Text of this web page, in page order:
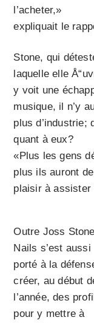
l’acheter,»
expliquait le
Stone, qui
laquelle elle
y voit une
musique, il n’y
plus d’industrie;
quant à eux?
«Plus les gens
plus ils auront de
plaisir à
Outre Joss
Nails s’est aussi
porté à la
créer, au début
l’année, des
pour y mettre à